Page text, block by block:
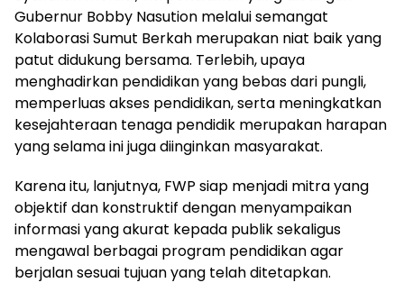
Gubernur Bobby Nasution melalui semangat
Kolaborasi Sumut Berkah merupakan niat baik yang
patut didukung bersama. Terlebih, upaya
menghadirkan pendidikan yang bebas dari pungli,
memperluas akses pendidikan, serta meningkatkan
kesejahteraan tenaga pendidik merupakan harapan
yang selama ini juga diinginkan masyarakat.
Karena itu, lanjutnya, FWP siap menjadi mitra yang
objektif dan konstruktif dengan menyampaikan
informasi yang akurat kepada publik sekaligus
mengawal berbagai program pendidikan agar
berjalan sesuai tujuan yang telah ditetapkan.